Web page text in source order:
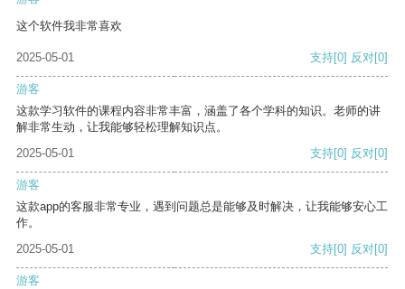
这个软件我非常喜欢
2025-05-01 支持[0] 反对[0]
游客
这款学习软件的课程内容非常丰富，涵盖了各个学科的知识。老师的讲
解非常生动，让我能够轻松理解知识点。
2025-05-01
支持[0] 反对[0]
游客
这款app的客服非常专业，遇到问题总是能够及时解决，让我能够安心工
作。
2025-05-01
支持[0] 反对[0]
游客